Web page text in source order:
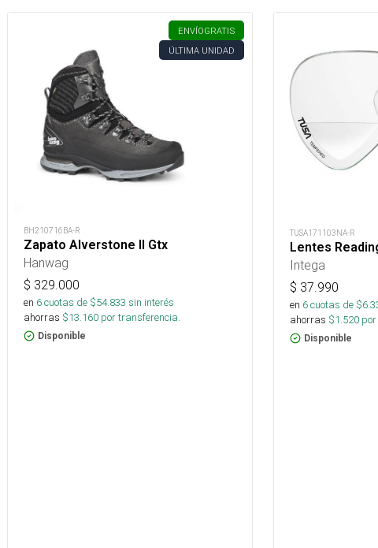
ENVÍOGRATIS
ÚLTIMA UNIDAD
BH210716BA-R
Zapato Alverstone II Gtx
Hanwag
$ 329.000
en 6cuotas de $54.833 sin interés
ahorras $13.160 por transferencia.
Disponible
TUSA171103NA-R
Lentes
Intega
$ 37.990
en 6cuotas de $
ahorras $1.520
Disponible